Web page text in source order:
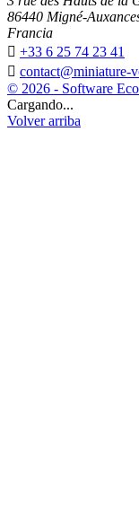
86440 Migné-
Francia
 +33 6 25 74 23 41
 contact@miniature-
© 2026 - Software
Cargando...
Volver arriba